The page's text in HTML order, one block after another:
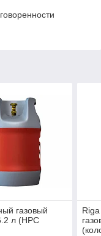
газовый
л (HPC